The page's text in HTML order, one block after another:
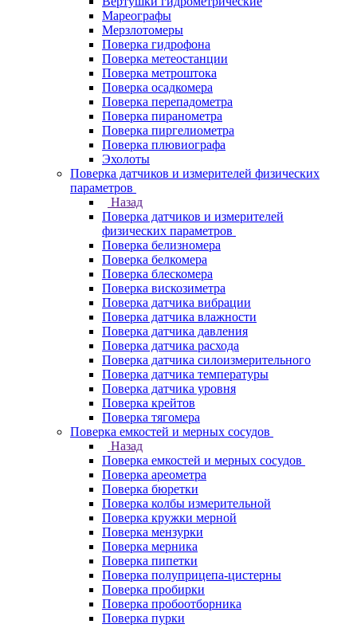
Мареографы
Мерзлотомеры
Поверка гидрофона
Поверка метеостанции
Поверка метроштока
Поверка осадкомера
Поверка перепадометра
Поверка пиранометра
Поверка пиргелиометра
Поверка плювиографа
Эхолоты
Поверка датчиков и измерителей физических
параметров
Назад
Поверка датчиков и измерителей
физических параметров
Поверка белизномера
Поверка белкомера
Поверка блескомера
Поверка вискозиметра
Поверка датчика вибрации
Поверка датчика влажности
Поверка датчика давления
Поверка датчика расхода
Поверка датчика силоизмерительного
Поверка датчика температуры
Поверка датчика уровня
Поверка крейтов
Поверка тягомера
Поверка емкостей и мерных сосудов
Назад
Поверка емкостей и мерных сосудов
Поверка ареометра
Поверка бюретки
Поверка колбы измерительной
Поверка кружки мерной
Поверка мензурки
Поверка мерника
Поверка пипетки
Поверка полуприцепа-цистерны
Поверка пробирки
Поверка пробоотборника
Поверка пурки